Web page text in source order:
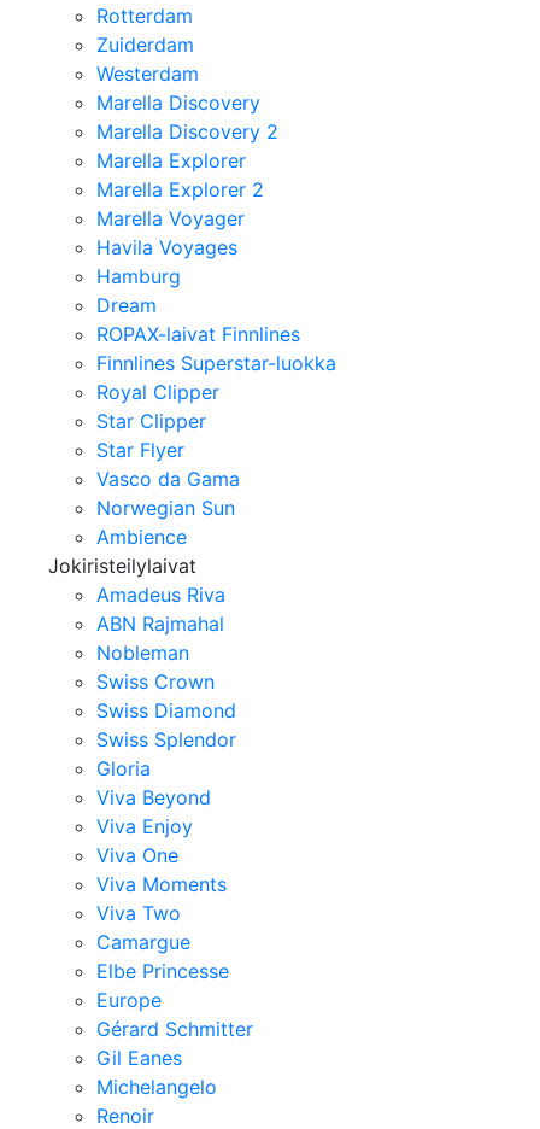
Rotterdam
Zuiderdam
Westerdam
Marella Discovery
Marella Discovery 2
Marella Explorer
Marella Explorer 2
Marella Voyager
Havila Voyages
Hamburg
Dream
ROPAX-laivat Finnlines
Finnlines Superstar-luokka
Royal Clipper
Star Clipper
Star Flyer
Vasco da Gama
Norwegian Sun
Ambience
Jokiristeilylaivat
Amadeus Riva
ABN Rajmahal
Nobleman
Swiss Crown
Swiss Diamond
Swiss Splendor
Gloria
Viva Beyond
Viva Enjoy
Viva One
Viva Moments
Viva Two
Camargue
Elbe Princesse
Europe
Gérard Schmitter
Gil Eanes
Michelangelo
Renoir